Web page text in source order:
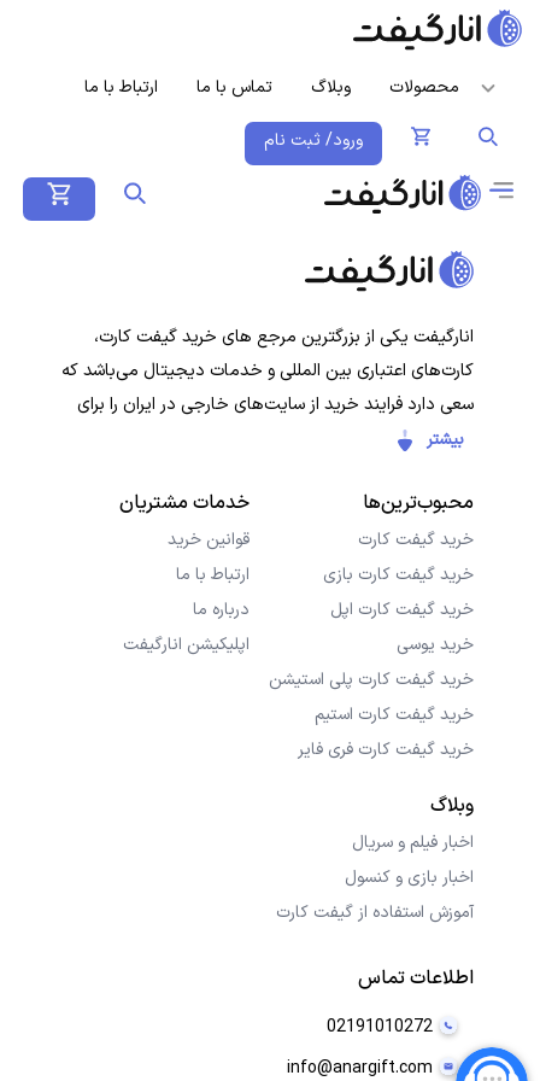
محصولات وبلاگ تماس با ما ارتباط با ما
ورود/ ثبت نام
انارگیفت یکی از بزرگترین مرجع های خرید گیفت کارت،
کارت‌های اعتباری بین المللی و خدمات دیجیتال می‌باشد که
سعی دارد فرایند خرید از سایت‌های خارجی در ایران را برای
کاربران ایرانی ساده‌تر کند. هدف ما ارائه تجربه‌ای سریع، امن و
کاربران با خیال راحت خرید کنند و در کمترین زمان دریافت
کنند.
بیشتر
محبوب‌ترین‌ها
خرید گیفت کارت
خرید گیفت کارت بازی
خرید گیفت کارت اپل
خرید یوسی
خرید گیفت کارت پلی استیشن
خرید گیفت کارت استیم
خرید گیفت کارت فری فایر
خدمات مشتریان
قوانین خرید
ارتباط با ما
درباره ما
اپلیکیشن انارگیفت
وبلاگ
اخبار فیلم و سریال
اخبار بازی و کنسول
آموزش استفاده از گیفت کارت
اطلاعات تماس
02191010272
info@anargift.com